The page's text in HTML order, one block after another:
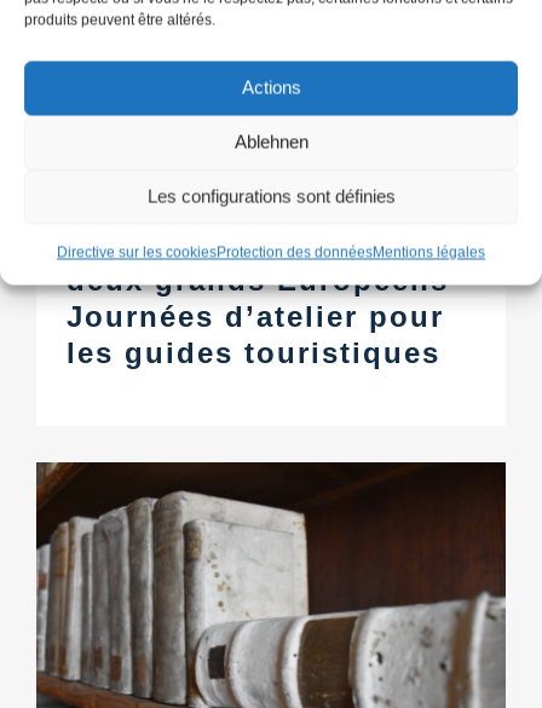
produits peuvent être altérés.
Actions
Ablehnen
Les configurations sont définies
Directive sur les cookiesProtection des donnéesMentions légales
Deux bibliothèques et
deux grands Européens -
Journées d’atelier pour
les guides touristiques